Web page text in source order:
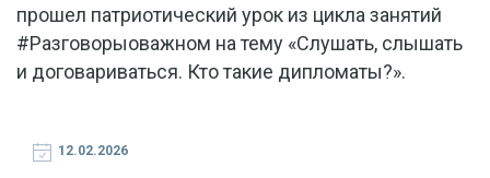
прошел патриотический урок из цикла занятий
#Разговорыоважном на тему «Слушать, слышать
и договариваться. Кто такие дипломаты?».
12.02.2026